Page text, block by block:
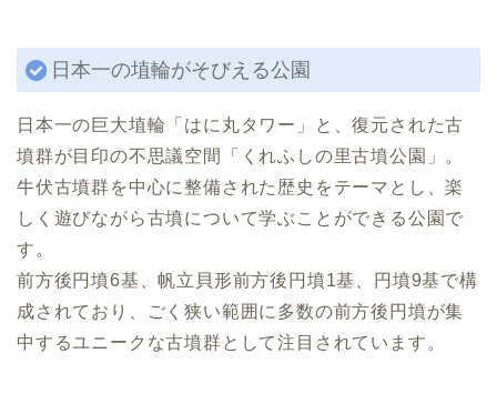
日本一の埴輪がそびえる公園
日本一の巨大埴輪「はに丸タワー」と、復元された古
墳群が目印の不思議空間「くれふしの里古墳公園」。
牛伏古墳群を中心に整備された歴史をテーマとし、楽
しく遊びながら古墳について学ぶことができる公園で
す。
前方後円墳6基、帆立貝形前方後円墳1基、円墳9基で構
成されており、ごく狭い範囲に多数の前方後円墳が集
中するユニークな古墳群として注目されています。